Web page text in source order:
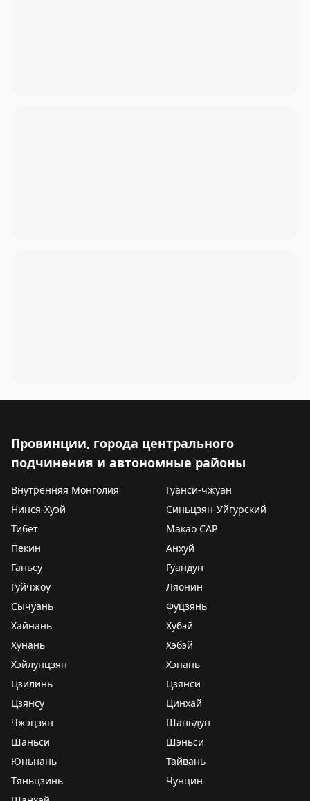
Провинции, города центрального
подчинения и автономные районы
Внутренняя Монголия
Гуанси-чжуан
Нинся-Хуэй
Синьцзян-Уйгурский
Тибет
Макао САР
Пекин
Анхуй
Ганьсу
Гуандун
Гуйчжоу
Ляонин
Сычуань
Фуцзянь
Хайнань
Хубэй
Хунань
Хэбэй
Хэйлунцзян
Хэнань
Цзилинь
Цзянси
Цзянсу
Цинхай
Чжэцзян
Шаньдун
Шаньси
Шэньси
Юньнань
Тайвань
Тяньцзинь
Чунцин